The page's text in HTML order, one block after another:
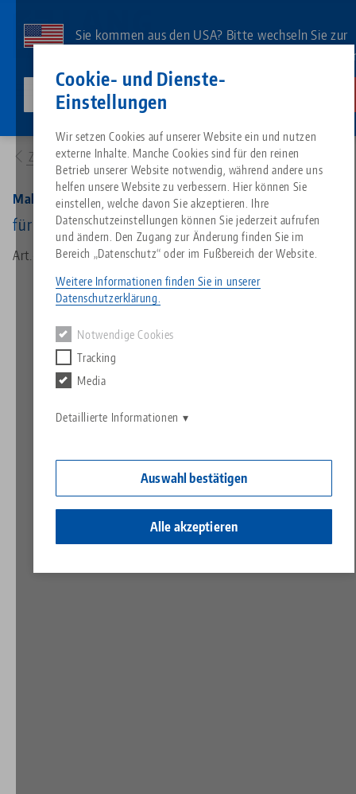
Cookie- und Dienste-
Einstellungen
Wir setzen Cookies auf unserer Website ein und nutzen
externe Inhalte. Manche Cookies sind für den reinen
Betrieb unserer Website notwendig, während andere uns
helfen unsere Website zu verbessern. Hier können Sie
einstellen, welche davon Sie akzeptieren. Ihre
Datenschutzeinstellungen können Sie jederzeit aufrufen
und ändern. Den Zugang zur Änderung finden Sie im
Bereich „Datenschutz“ oder im Fußbereich der Website.
Weitere Informationen finden Sie in unserer
Datenschutzerklärung.
Notwendige Cookies
Tracking
Media
Detaillierte Informationen
Auswahl bestätigen
Alle akzeptieren
Inhalt
Sie kommen aus den USA? Bitte wechseln Sie zur
US-Website, um landesspezifischen Inhalt zu
lang-technik-usa.com
Alles aus einer Hand
Nullpunktspanntechnik
Werkstückspanntechnik
Suche nach
Suche nach
Produktübersicht
Über LANG
Philosophie
Innovationen
Downloads
FAQ
Katalog anfordern
Blog
News
Messen
Passende Produkte
Es tut uns leid. Wir konnten keine Ergebnisse finden.
Zur Produktübersicht
Search
Downloads
Breadcrumb
Zur Produktübersicht
Makro•Grip®, Anzugsschlüssel
für Außensechskant, Schlüsselweite 12 mm
Art.-Nr. 45500